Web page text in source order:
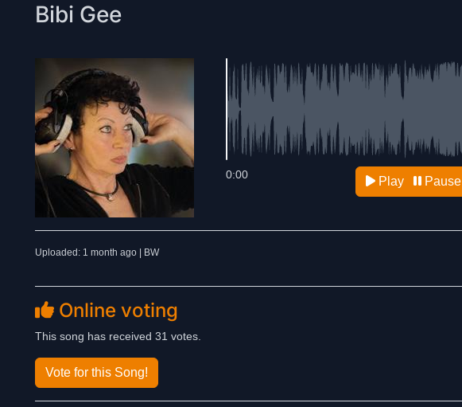
Bibi Gee
0:00 Play Pause
Uploaded: 1 month ago | BW
Online voting
This song has received 31 votes.
Vote for this Song!